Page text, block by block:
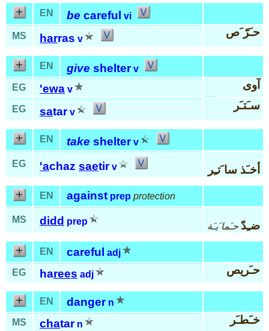
EN be careful vi
MS
harras v
حـَرّ َص
EN give shelter v
EG
'ewa v آوى
EG satar v
سـَتـَر
EN take shelter v
EG 'achaz saetir v أخـَذ سا َتـِر
EN against prep protection
MS didd prep ضـِدّ حـَما َيـَة
EN careful adj
EG
harees adj حـَريص
EN danger n
MS
chatar n خـَطـَر